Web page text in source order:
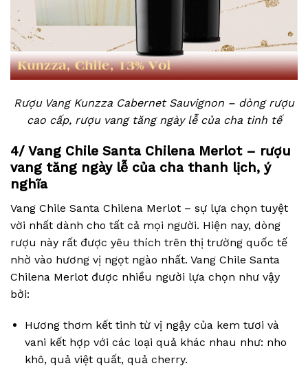
Rượu Vang Kunzza Cabernet Sauvignon – dòng rượu
cao cấp, rượu vang tăng ngày lễ của cha tinh tế
4/ Vang Chile Santa Chilena Merlot – rượu
vang tăng ngày lễ của cha thanh lịch, ý
nghĩa
Vang Chile Santa Chilena Merlot – sự lựa chọn tuyệt
vời nhất dành cho tất cả mọi người. Hiện nay, dòng
rượu này rất được yêu thích trên thị trường quốc tế
nhờ vào hương vị ngọt ngào nhất. Vang Chile Santa
Chilena Merlot được nhiều người lựa chọn như vậy
bởi:
Hương thơm kết tinh từ vị ngậy của kem tươi và
vani kết hợp với các loại quả khác nhau như: nho
khô, quả việt quất, quả cherry.